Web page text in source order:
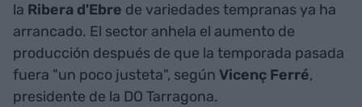
la Ribera d'Ebre​ de variedades tempranas ya ha
arrancado. El sector anhela el aumento de
producción después de que la temporada pasada
fuera "un poco justeta", según Vicenç Ferré,
presidente de la DO Tarragona.